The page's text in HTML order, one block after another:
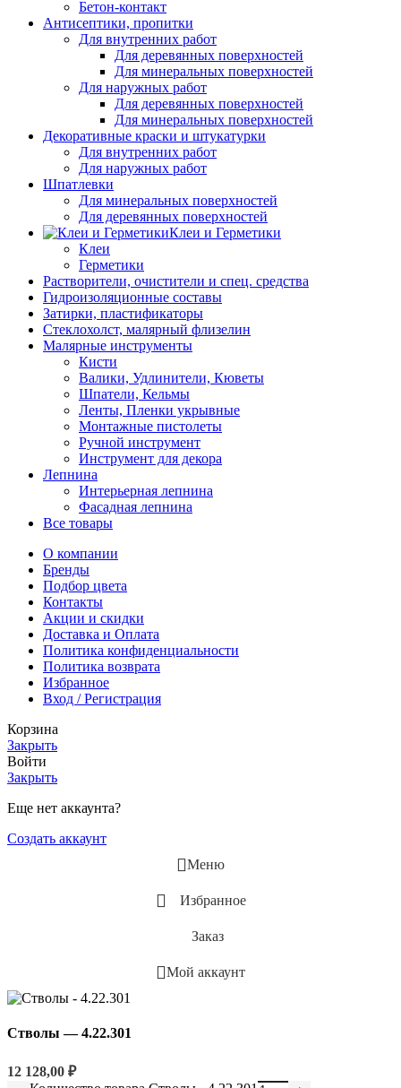
Бетон-контакт
Антисептики, пропитки
Для внутренних работ
Для деревянных поверхностей
Для минеральных поверхностей
Для наружных работ
Для деревянных поверхностей
Для минеральных поверхностей
Декоративные краски и штукатурки
Для внутренних работ
Для наружных работ
Шпатлевки
Для минеральных поверхностей
Для деревянных поверхностей
Клеи и Герметики
Клеи
Герметики
Растворители, очистители и спец. средства
Гидроизоляционные составы
Затирки, пластификаторы
Стеклохолст, малярный флизелин
Малярные инструменты
Кисти
Валики, Удлинители, Кюветы
Шпатели, Кельмы
Ленты, Пленки укрывные
Монтажные пистолеты
Ручной инструмент
Инструмент для декора
Лепнина
Интерьерная лепнина
Фасадная лепнина
Все товары
О компании
Бренды
Подбор цвета
Контакты
Акции и скидки
Доставка и Оплата
Политика конфиденциальности
Политика возврата
Избранное
Вход / Регистрация
Корзина
Закрыть
Войти
Закрыть
Еще нет аккаунта?
Создать аккаунт
Меню
Избранное
Заказ
Мой аккаунт
Стволы — 4.22.301
12 128,00 ₽